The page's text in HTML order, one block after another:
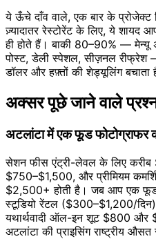
ये ऊँचे दाँव वाले, एक बार के
ज़्यादातर रेस्टोरेंट के लिए, ये शायद
ही होते हैं। बाकी 80–90% — मेन्यू
पोस्ट, डेली स्पेशल, सीज़नल रीफ्रेश
डॉलर और हफ़्तों की शेड्यूलिंग बचाता
अक्सर पूछे जाने वाले
अटलांटा में एक फूड फोटोग्राफर
सेशन फीस एंट्री-लेवल के लिए
$750–$1,500, और प्रीमियम
$2,500+ होती है। जब आप एक
स्टूडियो रेंटल ($300–$1,200/
यथार्थवादी ऑल-इन शूट $800 और
अटलांटा की प्राइसिंग राष्ट्रीय